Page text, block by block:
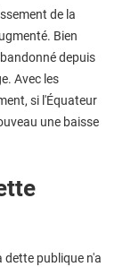
de la
Bien
depuis
Avec les
si l'Équateur
une baisse
dette publique n'a